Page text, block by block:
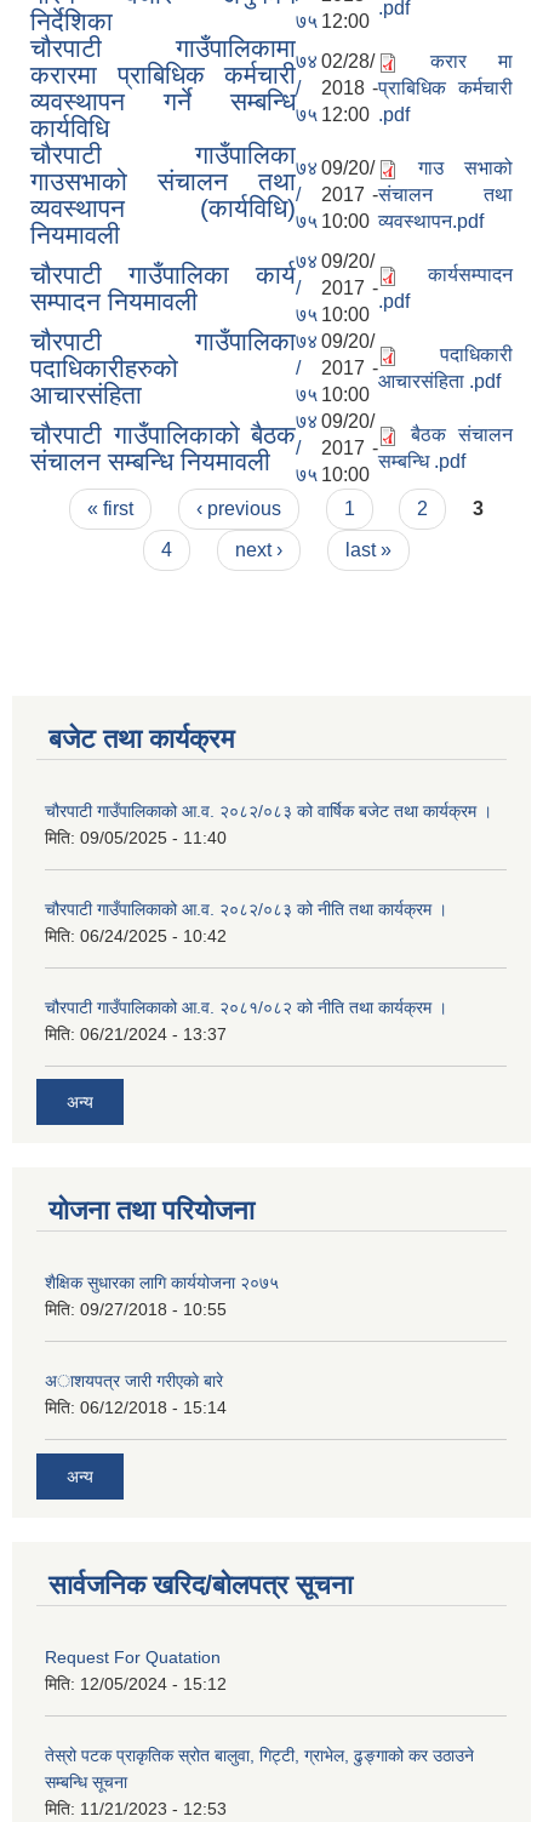
निर्देशिका
७५ 12:00
.pdf
चौरपाटी गाउँपालिकामा
करारमा प्राबिधिक कर्मचारी
व्यवस्थापन गर्ने सम्बन्धि
कार्यविधि
७४
/
७५
02/28/
2018 -
12:00
करार मा
प्राबिधिक कर्मचारी
.pdf
चौरपाटी गाउँपालिका
गाउसभाको संचालन तथा
व्यवस्थापन (कार्यविधि)
नियमावली
७४
/
७५
09/20/
2017 -
10:00
गाउ सभाको
संचालन तथा
व्यवस्थापन.pdf
चौरपाटी गाउँपालिका कार्य
सम्पादन नियमावली
७४
/
७५
09/20/
2017 -
10:00
कार्यसम्पादन
.pdf
चौरपाटी गाउँपालिका
पदाधिकारीहरुको
आचारसंहिता
७४
/
७५
09/20/
2017 -
10:00
पदाधिकारी
आचारसंहिता .pdf
चौरपाटी गाउँपालिकाको बैठक
संचालन सम्बन्धि नियमावली
७४
/
७५
09/20/
2017 -
10:00
बैठक संचालन
सम्बन्धि .pdf
Pages
« first ‹ previous 1 2
3
4
next › last »
बजेट तथा कार्यक्रम
चौरपाटी गाउँपालिकाको आ.व. २०८२/०८३ को वार्षिक बजेट तथा कार्यक्रम ।
मिति: 09/05/2025 - 11:40
चौरपाटी गाउँपालिकाको आ.व. २०८२/०८३ को नीति तथा कार्यक्रम ।
मिति: 06/24/2025 - 10:42
चौरपाटी गाउँपालिकाको आ.व. २०८१/०८२ को नीति तथा कार्यक्रम ।
मिति: 06/21/2024 - 13:37
अन्य
योजना तथा परियोजना
शैक्षिक सुधारका लागि कार्ययोजना २०७५
मिति: 09/27/2018 - 10:55
अाशयपत्र जारी गरीएकाे बारे
मिति: 06/12/2018 - 15:14
अन्य
सार्वजनिक खरिद/बोलपत्र सूचना
Request For Quatation
मिति: 12/05/2024 - 15:12
तेस्रो पटक प्राकृतिक स्रोत बालुवा, गिट्टी, ग्राभेल, ढुङ्गाको कर उठाउने
सम्बन्धि सूचना
मिति: 11/21/2023 - 12:53